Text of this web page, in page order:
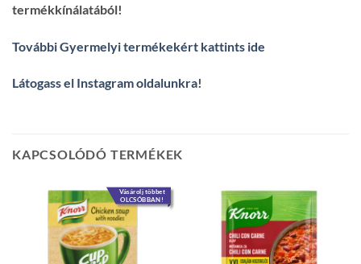
termékkínálatából!
További Gyermelyi termékekért kattints ide
Látogass el Instagram oldalunkra!
KAPCSOLÓDÓ TERMÉKEK
Vásárolj többet
OLCSÓBBAN!